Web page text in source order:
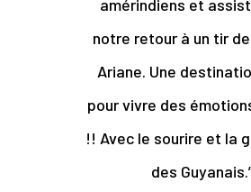
amérindiens et
notre retour à un tir
Ariane. Une
pour vivre des
!! Avec le sourire et la
des Guyanais.